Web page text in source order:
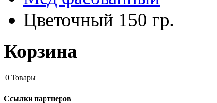
Цветочный 150 гр.
Корзина
0 Товары
Ссылки партнеров